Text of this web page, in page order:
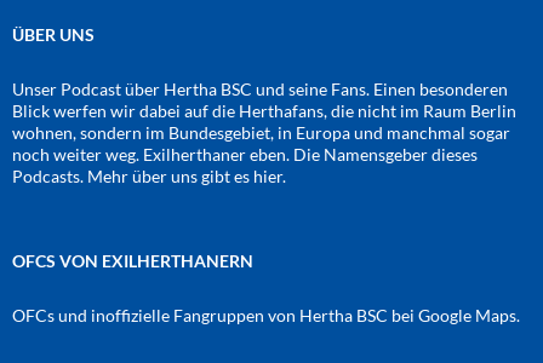
ÜBER UNS
Unser Podcast über Hertha BSC und seine Fans. Einen besonderen
Blick werfen wir dabei auf die Herthafans, die nicht im Raum Berlin
wohnen, sondern im Bundesgebiet, in Europa und manchmal sogar
noch weiter weg. Exilherthaner eben. Die Namensgeber dieses
Podcasts. Mehr über uns gibt es hier.
OFCS VON EXILHERTHANERN
OFCs und inoffizielle Fangruppen von Hertha BSC bei Google Maps.